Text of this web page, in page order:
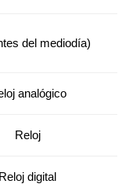
del mediodía)
analógico
Reloj
Reloj digital